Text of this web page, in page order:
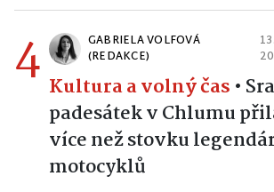
4
GABRIELA VOLFOVÁ
(REDAKCE)
Kultura a volný čas •
padesátek v Chlumu
více než stovku
motocyklů